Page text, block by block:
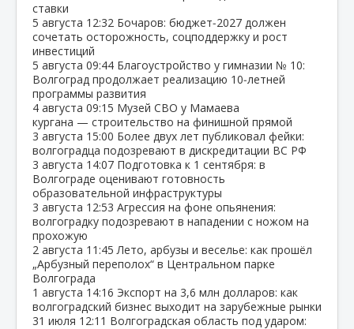
ставки
5 августа 12:32 Бочаров: бюджет‑2027 должен
сочетать осторожность, соцподдержку и рост
инвестиций
5 августа 09:44 Благоустройство у гимназии № 10:
Волгоград продолжает реализацию 10‑летней
программы развития
4 августа 09:15 Музей СВО у Мамаева
кургана — строительство на финишной прямой
3 августа 15:00 Более двух лет публиковал фейки:
волгоградца подозревают в дискредитации ВС РФ
3 августа 14:07 Подготовка к 1 сентября: в
Волгограде оценивают готовность
образовательной инфраструктуры
3 августа 12:53 Агрессия на фоне опьянения:
волгоградку подозревают в нападении с ножом на
прохожую
2 августа 11:45 Лето, арбузы и веселье: как прошёл
„Арбузный переполох“ в Центральном парке
Волгограда
1 августа 14:16 Экспорт на 3,6 млн долларов: как
волгоградский бизнес выходит на зарубежные рынки
31 июля 12:11 Волгоградская область под ударом: